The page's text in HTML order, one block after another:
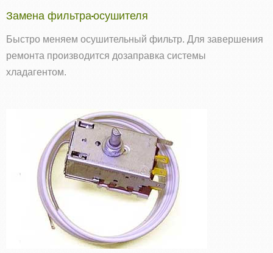
Замена фильтра-осушителя
Быстро меняем осушительный фильтр. Для завершения
ремонта производится дозаправка системы
хладагентом.